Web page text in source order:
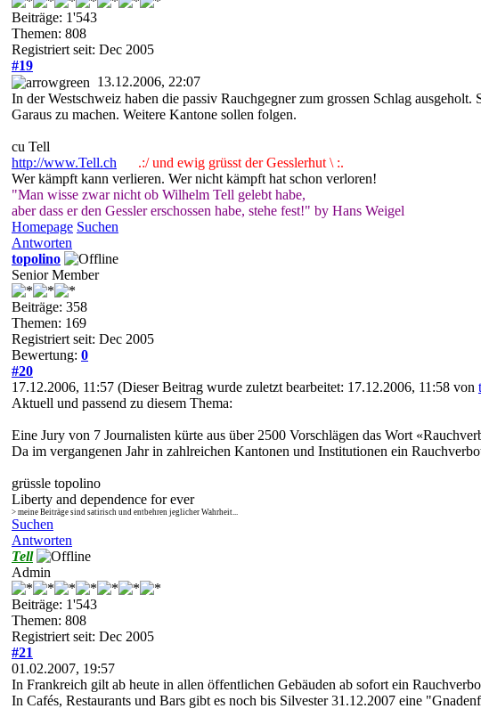
Beiträge: 1'543
Themen: 808
Registriert seit: Dec 2005
#19
13.12.2006, 22:07
In der Westschweiz haben die passiv Rauchgegner zum grossen Schlag
Garaus zu machen. Weitere Kantone sollen folgen.
cu Tell
http://www.Tell.ch
.:/ und ewig grüsst der Gesslerhut \ :.
Wer kämpft kann verlieren. Wer nicht kämpft hat schon verloren!
"Man wisse zwar nicht ob Wilhelm Tell gelebt habe,
aber dass er den Gessler erschossen habe, stehe fest!" by Hans Weigel
Homepage Suchen
Antworten
topolino
Senior Member
Beiträge: 358
Themen: 169
Registriert seit: Dec 2005
Bewertung: 0
#20
17.12.2006, 11:57 (Dieser Beitrag wurde zuletzt bearbeitet: 17.12.2006, 11:58 von
Aktuell und passend zu diesem Thema:
Eine Jury von 7 Journalisten kürte aus über 2500 Vorschlägen das Wort
Da im vergangenen Jahr in zahlreichen Kantonen und Institutionen ein
grüssle topolino
Liberty and dependence for ever
> meine Beiträge sind satirisch und entbehren jeglicher Wahrheit...
Suchen
Antworten
Tell
Admin
Beiträge: 1'543
Themen: 808
Registriert seit: Dec 2005
#21
01.02.2007, 19:57
In Frankreich gilt ab heute in allen öffentlichen Gebäuden ab sofort ein
In Cafés, Restaurants und Bars gibt es noch bis Silvester 31.12.2007 eine